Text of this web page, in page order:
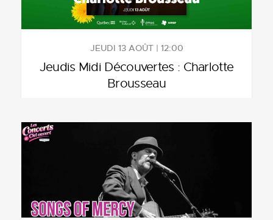
JEUDI 13 AOÛT | 12:00
Jeudis Midi Découvertes : Charlotte
Brousseau